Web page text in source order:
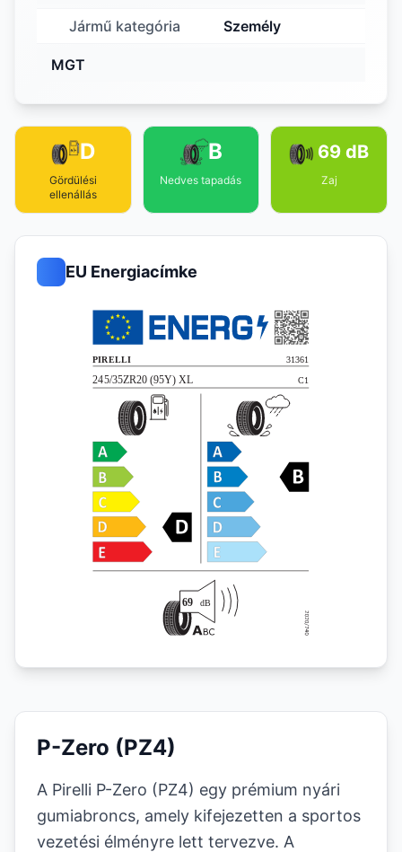
Jármű kategória Személy
MGT
D
Gördülési
ellenállás
B
Nedves tapadás
69 dB
Zaj
EU Energiacímke
P-Zero (PZ4)
A Pirelli P-Zero (PZ4) egy prémium nyári
gumiabroncs, amely kifejezetten a sportos
vezetési élményre lett tervezve. A